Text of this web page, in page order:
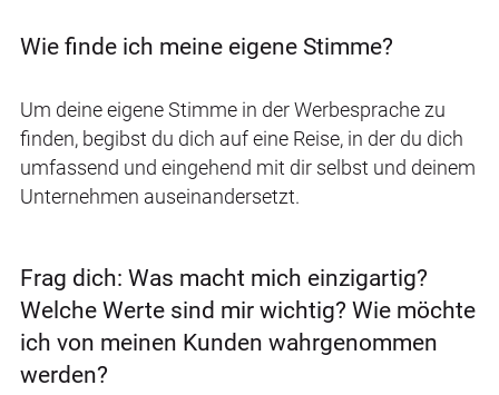
Wie finde ich meine eigene Stimme?
Um deine eigene Stimme in der Werbesprache zu
finden, begibst du dich auf eine Reise, in der du dich
umfassend und eingehend mit dir selbst und deinem
Unternehmen auseinandersetzt.
Frag dich: Was macht mich einzigartig?
Welche Werte sind mir wichtig? Wie möchte
ich von meinen Kunden wahrgenommen
werden?